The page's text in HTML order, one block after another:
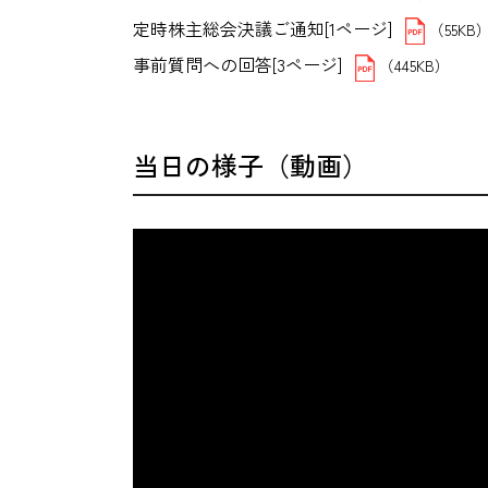
定時株主総会決議ご通知[1ページ]
（55KB
事前質問への回答[3ページ] （445KB）
当日の様子（動画）